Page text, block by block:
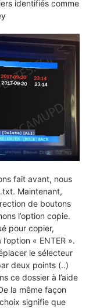
identifiés comme
fait avant, nous
Maintenant,
de boutons
l’option copie.
pour copier,
« ENTER ».
le sélecteur
deux points (..)
ce dossier à l’aide
la même façon
signifie que